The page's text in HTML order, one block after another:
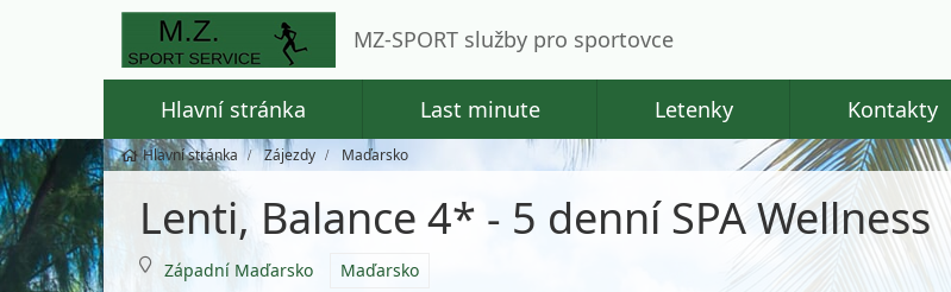
MZ-SPORT služby pro sportovce
Hlavní stránka Last minute Letenky Kontakty
Hlavní stránka Zájezdy Maďarsko
Lenti, Balance 4* - 5 denní SPA Wellness
Západní Maďarsko Maďarsko